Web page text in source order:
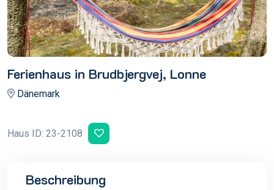
Ferienhaus in Brudbjergvej, Lonne
Dänemark
Haus ID: 23-2108
Beschreibung